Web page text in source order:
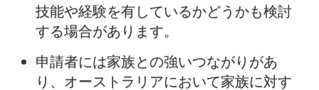
技能や経験を有しているかどうかも検討
する場合があります。
申請者には家族との強いつながりがあ
り、オーストラリアにおいて家族に対す